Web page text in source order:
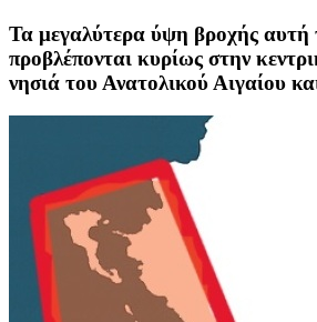
Τα μεγαλύτερα ύψη βροχής αυτή
προβλέπονται κυρίως στην
νησιά του Ανατολικού Αιγαίου